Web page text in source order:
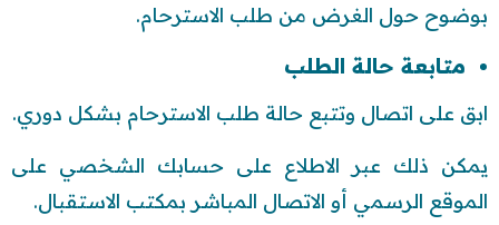
بوضوح حول الغرض من طلب الاسترحام.
متابعة حالة الطلب
ابق على اتصال وتتبع حالة طلب الاسترحام بشكل دوري.
يمكن ذلك عبر الاطلاع على حسابك الشخصي على
الموقع الرسمي أو الاتصال المباشر بمكتب الاستقبال.